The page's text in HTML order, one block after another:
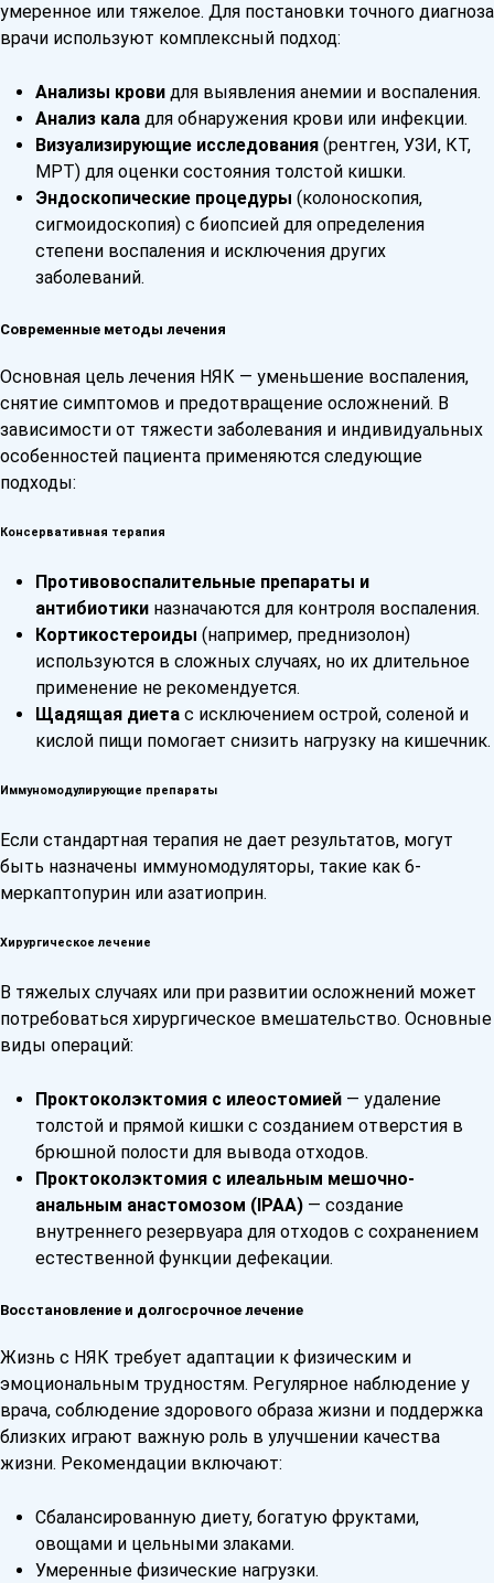
умеренное или тяжелое. Для постановки точного диагноза
врачи используют комплексный подход:
Анализы крови для выявления анемии и воспаления.
Анализ кала для обнаружения крови или инфекции.
Визуализирующие исследования (рентген, УЗИ, КТ,
МРТ) для оценки состояния толстой кишки.
Эндоскопические процедуры (колоноскопия,
сигмоидоскопия) с биопсией для определения
степени воспаления и исключения других
заболеваний.
Современные методы лечения
Основная цель лечения НЯК — уменьшение воспаления,
снятие симптомов и предотвращение осложнений. В
зависимости от тяжести заболевания и индивидуальных
особенностей пациента применяются следующие
подходы:
Консервативная терапия
Противовоспалительные препараты и
антибиотики назначаются для контроля воспаления.
Кортикостероиды (например, преднизолон)
используются в сложных случаях, но их длительное
применение не рекомендуется.
Щадящая диета с исключением острой, соленой и
кислой пищи помогает снизить нагрузку на кишечник.
Иммуномодулирующие препараты
Если стандартная терапия не дает результатов, могут
быть назначены иммуномодуляторы, такие как 6-
меркаптопурин или азатиоприн.
Хирургическое лечение
В тяжелых случаях или при развитии осложнений может
потребоваться хирургическое вмешательство. Основные
виды операций:
Проктоколэктомия с илеостомией — удаление
толстой и прямой кишки с созданием отверстия в
брюшной полости для вывода отходов.
Проктоколэктомия с илеальным мешочно-
анальным анастомозом (IPAA) — создание
внутреннего резервуара для отходов с сохранением
естественной функции дефекации.
Восстановление и долгосрочное лечение
Жизнь с НЯК требует адаптации к физическим и
эмоциональным трудностям. Регулярное наблюдение у
врача, соблюдение здорового образа жизни и поддержка
близких играют важную роль в улучшении качества
жизни. Рекомендации включают:
Сбалансированную диету, богатую фруктами,
овощами и цельными злаками.
Умеренные физические нагрузки.